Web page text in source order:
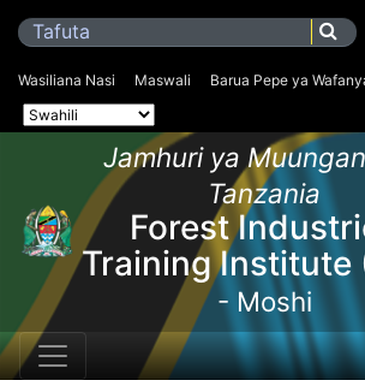
Wasiliana Nasi Maswali Barua Pepe ya
Jamhuri ya
Tanzania
Forest
Training Institute
- Moshi